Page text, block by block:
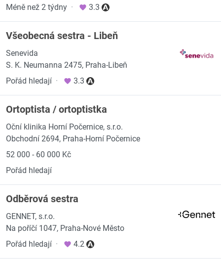
Méně než 2 týdny · 3.3
Všeobecná sestra - Libeň
Senevida
S. K. Neumanna 2475, Praha-Libeň
Pořád hledají · 3.3
Ortoptista / ortoptistka
Oční klinika Horní Počernice, s.r.o.
Obchodní 2694, Praha-Horní Počernice
52 000 - 60 000 Kč
Pořád hledají
Odběrová sestra
GENNET, s.r.o.
Na poříčí 1047, Praha-Nové Město
Pořád hledají · 4.2